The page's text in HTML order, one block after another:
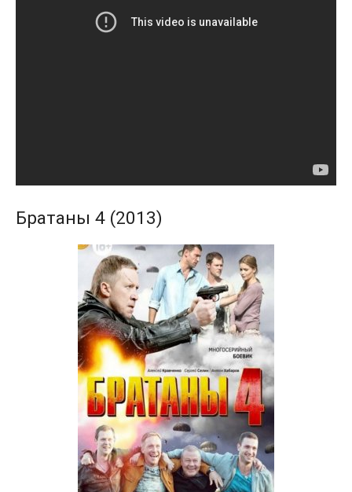
Братаны 4 (2013)